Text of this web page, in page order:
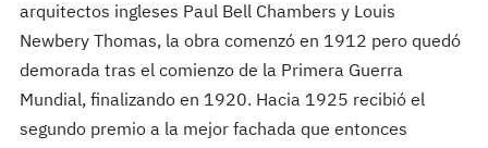
arquitectos ingleses Paul Bell Chambers y Louis
Newbery Thomas, la obra comenzó en 1912 pero quedó
demorada tras el comienzo de la Primera Guerra
Mundial, finalizando en 1920. Hacia 1925 recibió el
segundo premio a la mejor fachada que entonces